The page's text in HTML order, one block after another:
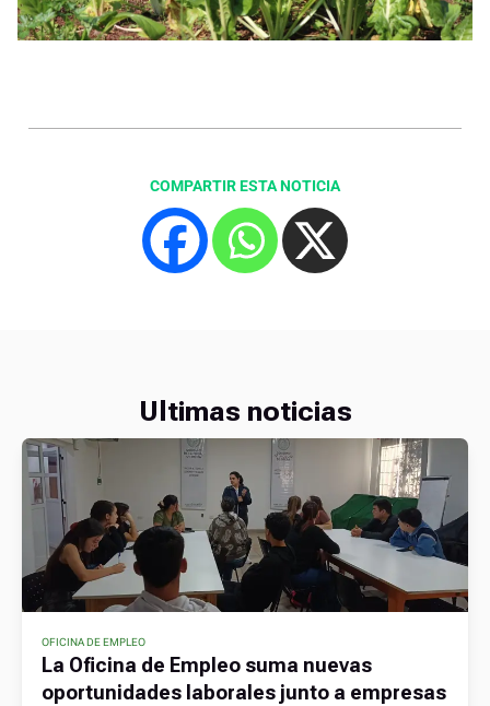
COMPARTIR ESTA NOTICIA
Ultimas noticias
OFICINA DE EMPLEO
La Oficina de Empleo suma nuevas
oportunidades laborales junto a empresas